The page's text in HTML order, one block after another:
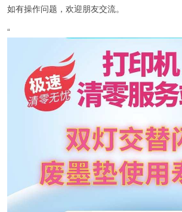
如有操作问题，欢迎朋友交流。
“